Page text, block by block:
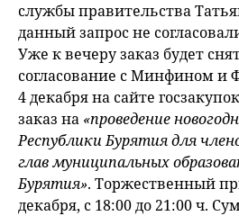
службы правительства
данный запрос не
Уже к вечеру заказ будет
согласование с Минфином и
4 декабря на сайте
заказ на «проведение
Республики Бурятия для
глав муниципальных
Бурятия». Торжественный
декабря, с 18:00 до 21:00 ч.